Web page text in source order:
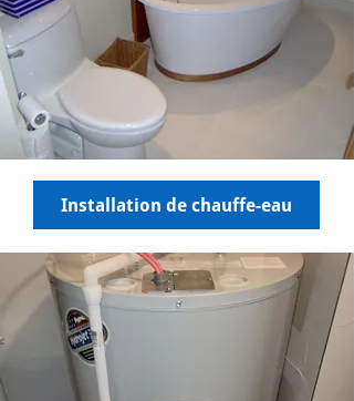
Installation de chauffe-eau